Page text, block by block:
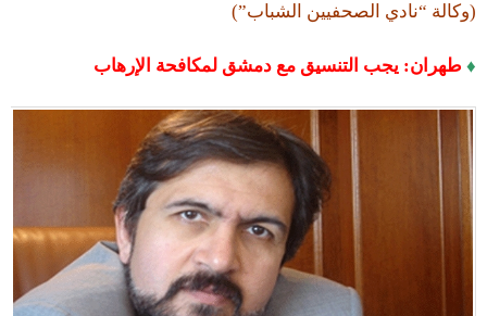
(وكالة “نادي الصحفيين الشباب”)
♦ طهران: يجب التنسيق مع دمشق لمكافحة الإرهاب